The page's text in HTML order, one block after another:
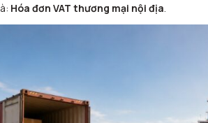
Hóa đơn VAT thương mại nội địa.